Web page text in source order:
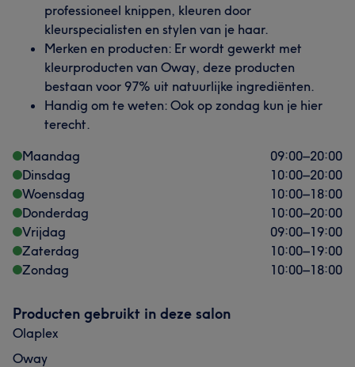
professioneel knippen, kleuren door
kleurspecialisten en stylen van je haar.
Merken en producten: Er wordt gewerkt met
kleurproducten van Oway, deze producten
bestaan voor 97% uit natuurlijke ingrediënten.
Handig om te weten: Ook op zondag kun je hier
terecht.
Maandag
09:00–20:00
Dinsdag
10:00–20:00
Woensdag
10:00–18:00
Donderdag
10:00–20:00
Vrijdag
09:00–19:00
Zaterdag
10:00–19:00
Zondag
10:00–18:00
Producten gebruikt in deze salon
Olaplex
Oway